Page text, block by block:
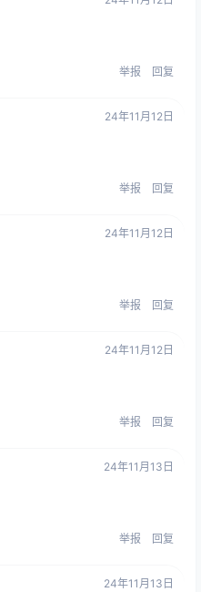
举报 回复
24年11月12日
举报 回复
24年11月12日
举报 回复
24年11月12日
举报 回复
24年11月13日
举报 回复
24年11月13日